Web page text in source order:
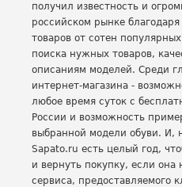
получил известность и
российском рынке
товаров от сотен
поиска нужных товаров,
описаниям моделей. Среди
интернет-магазина -
любое время суток с
России и возможность
выбранной модели обуви. И,
Sapato.ru есть целый год,
и вернуть покупку, если она
сервиса, предоставляемого